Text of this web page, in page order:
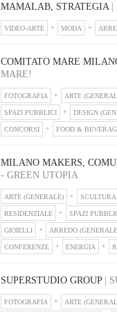
MAMALAB, STRATEGIA|
VIDEO-ARTE MODA
COMITATO MARE
MARE!
FOTOGRAFIA ARTE
SPAZI PUBBLICI DESIGN
CONCORSI FOOD &
MILANO MAKERS,
- GREEN UTOPIA
ARTE (GENERALE) SCULTURA
RESIDENZIALE SPAZI
GIOIELLI ARREDO
CONFERENZE ENERGIA
SUPERSTUDIO GROUP|
FOTOGRAFIA ARTE